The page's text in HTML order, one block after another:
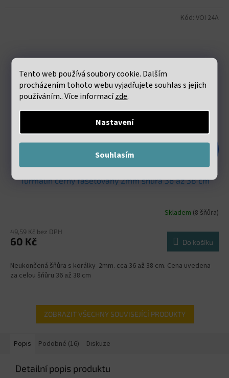
Tento web používá soubory cookie. Dalším
procházením tohoto webu vyjadřujete souhlas s jejich
používáním.. Více informacízde.
Nastavení
Souhlasím
Turmalín černý fasetovaný 2mm šňůra 36 až 38 cm
Skladem (8 šňůra)
49,59 Kč bez DPH
60 Kč Do košíku
Neukončená šňůra s korálky 2mm. cca 36 až 38 cm. Cena uvedena
za celou šňůru 36 až 38 cm
Kód: VOI 24A
ZOBRAZIT VŠECHNY SOUVISEJÍCÍ PRODUKTY
Popis Podobné (16) Diskuze
Detailní popis produktu